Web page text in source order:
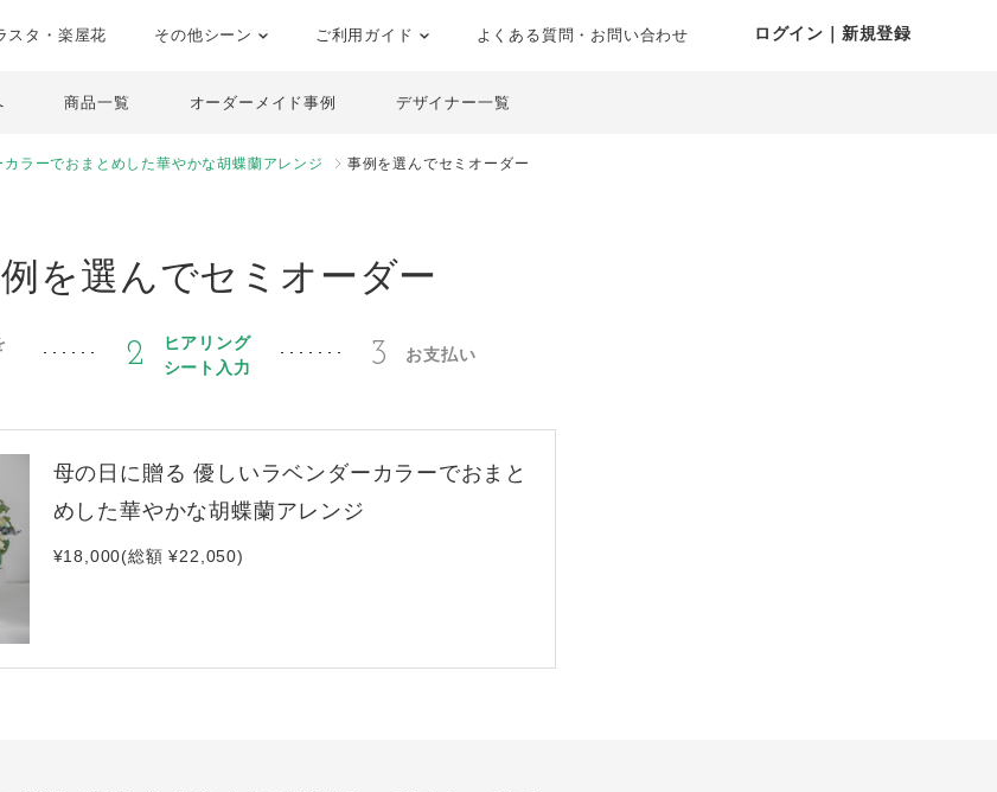
スタ・楽屋花 その他シーン ご利用ガイド よくある質問・お問い合わせ ログイン｜新規登録
商品一覧 オーダーメイド事例 デザイナー一覧
ラーでおまとめした華やかな胡蝶蘭アレンジ 事例を選んでセミオーダー
を選んでセミオーダー
2
ヒアリング
シート入力
3 お支払い
母の日に贈る 優しいラベンダーカラーでおまと
めした華やかな胡蝶蘭アレンジ
¥18,000(総額 ¥22,050)